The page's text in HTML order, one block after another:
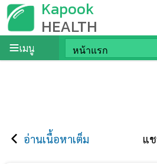
Kapook
HEALTH
เมนู
อ่านเนื้อหาเต็ม แ